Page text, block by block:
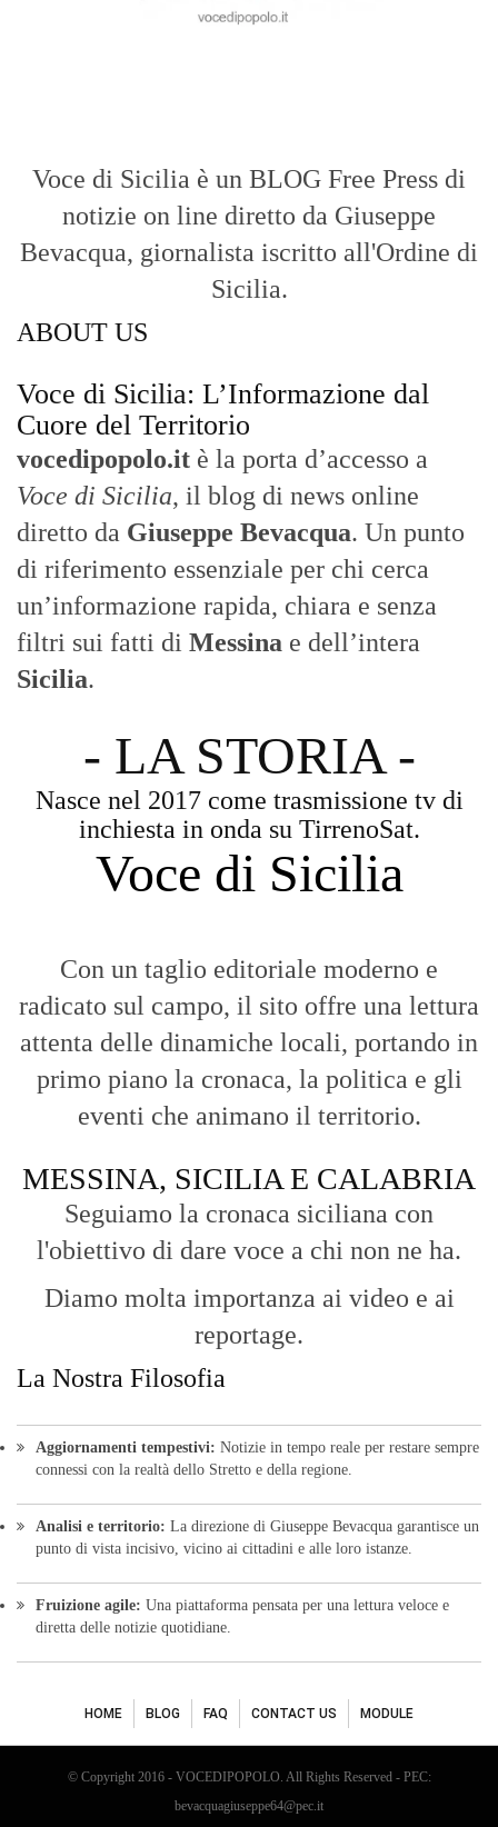
Voce di Sicilia è un BLOG Free Press di
notizie on line diretto da Giuseppe
Bevacqua, giornalista iscritto all'Ordine di
Sicilia.
ABOUT US
Voce di Sicilia: L’Informazione dal
Cuore del Territorio
vocedipopolo.it è la porta d’accesso a
Voce di Sicilia, il blog di news online
diretto da Giuseppe Bevacqua. Un punto
di riferimento essenziale per chi cerca
un’informazione rapida, chiara e senza
filtri sui fatti di Messina e dell’intera
Sicilia.
- LA STORIA -
Nasce nel 2017 come trasmissione tv di
inchiesta in onda su TirrenoSat.
Voce di Sicilia
Con un taglio editoriale moderno e
radicato sul campo, il sito offre una lettura
attenta delle dinamiche locali, portando in
primo piano la cronaca, la politica e gli
eventi che animano il territorio.
MESSINA, SICILIA E CALABRIA
Seguiamo la cronaca siciliana con
l'obiettivo di dare voce a chi non ne ha.
Diamo molta importanza ai video e ai
reportage.
La Nostra Filosofia
Aggiornamenti tempestivi: Notizie in tempo reale per restare sempre
connessi con la realtà dello Stretto e della regione.
Analisi e territorio: La direzione di Giuseppe Bevacqua garantisce un
punto di vista incisivo, vicino ai cittadini e alle loro istanze.
Fruizione agile: Una piattaforma pensata per una lettura veloce e
diretta delle notizie quotidiane.
HOME BLOG FAQ CONTACT US MODULE
© Copyright 2016 - VOCEDIPOPOLO. All Rights Reserved - PEC:
bevacquagiuseppe64@pec.it